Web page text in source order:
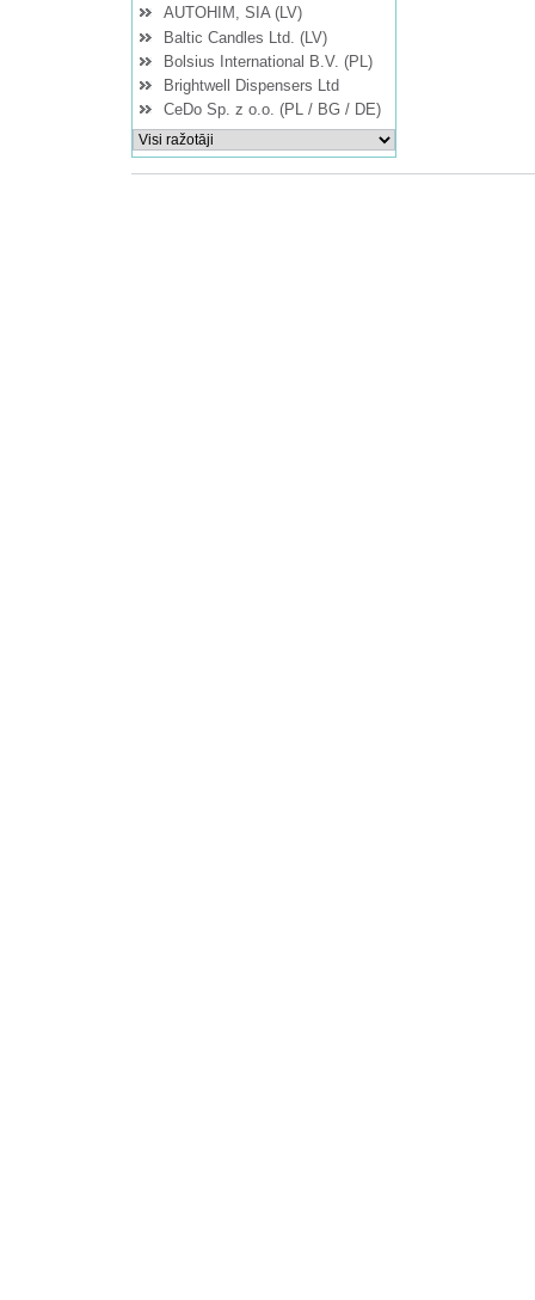
AUTOHIM, SIA (LV)
Baltic Candles Ltd. (LV)
Bolsius International B.V. (PL)
Brightwell Dispensers Ltd
CeDo Sp. z o.o. (PL / BG / DE)